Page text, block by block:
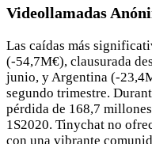
Videollamadas
Las caídas más
(-54,7M€), clausurada
junio, y Argentina (-
segundo trimestre.
pérdida de 168,7
1S2020. Tinychat no
con una vibrante